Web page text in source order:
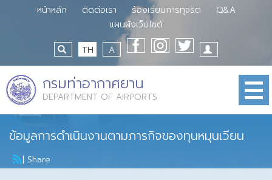
หน้าหลัก ติดต่อเรา ร้องเรียนการทุจริต
Q&A
แผนผังเว็บไซต์
TH
A
กรมท่าอากาศยาน
DEPARTMENT OF AIRPORTS
ข้อมูลการดำเนินงานตามภารกิจของทุนหมุนเวียน
| Share